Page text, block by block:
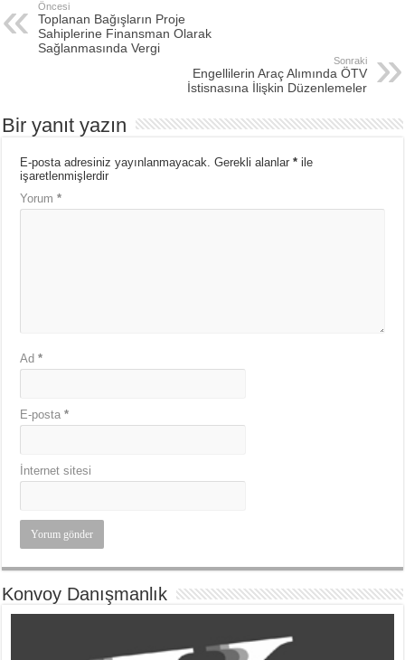
Öncesi
Toplanan Bağışların Proje
Sahiplerine Finansman Olarak
Sağlanmasında Vergi
Sonraki
Engellilerin Araç Alımında ÖTV
İstisnasına İlişkin Düzenlemeler
Bir yanıt yazın
E-posta adresiniz yayınlanmayacak. Gerekli alanlar* ile
işaretlenmişlerdir
Yorum*
Ad*
E-posta*
İnternet sitesi
Konvoy Danışmanlık